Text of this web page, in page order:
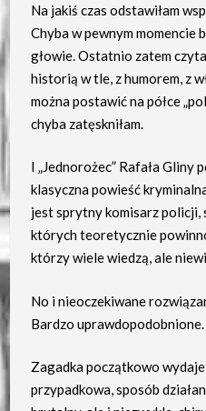
Na jakiś czas odstawiłam
Chyba w pewnym momencie
głowie. Ostatnio zatem
historią w tle, z humorem, z
można postawić na półce
chyba zatęskniłam.
I „Jednorożec” Rafała Gliny
klasyczna powieść
jest sprytny komisarz policji,
których teoretycznie
którzy wiele wiedzą, ale
No i nieoczekiwane
Bardzo
Zagadka początkowo
przypadkowa, sposób